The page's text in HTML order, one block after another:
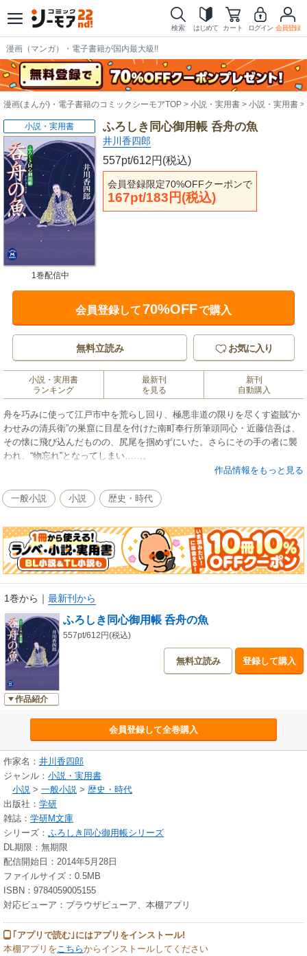
検索 はじめて カート ログイン 会員登録
漫画（マンガ）・電子書籍が国内最大級!!
漫画(まんが)・電子書籍のコミックシーモアTOP 小説・実用書 小説・実用書
ふろしき同心御用帳 呑舟の魚
井川香四郎
557pt/612円(税込)
会員登録限定70%OFFクーポンで
167pt/183円(税込)
小説・実用書
1巻配信中
会員登録して70%OFFで購入
無料立読み お気に入り
小説・実用書
ランキング
最新刊
を見る
新刊
自動購入
舟を巧みに使って江戸市中を荒らし回り、極悪非道の限りを尽くす盗賊“か
わせみの清兵衛”の巣窟に目星を付けた南町奉行所筆頭同心・近藤信吾は、
その懐に飛び込んだものの、尻尾を掴めずにいた。さらにその手の者に襲
われ、“物忘れ”となってしまい……。
作品情報をもっと見る
一般小説 小説 歴史・時代
1巻から ｜ 最新刊から
作品紹介
ふろしき同心御用帳 呑舟の魚
557pt/612円(税込)
無料立読み 登録して購入
会員登録して全巻購入
作家名： 井川香四郎
ジャンル： 小説・実用書
小説 > 一般小説 > 歴史・時代
出版社： 学研
雑誌： 学研M文庫
シリーズ： ふろしき同心御用帳シリーズ
DL期限：無期限
配信開始日：2014年5月28日
ファイルサイズ：0.5MB
ISBN：9784059005155
対応ビューア：ブラウザビューア、本棚アプリ
｢アプリで読む｣にはアプリをインストール!
本棚アプリを こちらからインストールしてください